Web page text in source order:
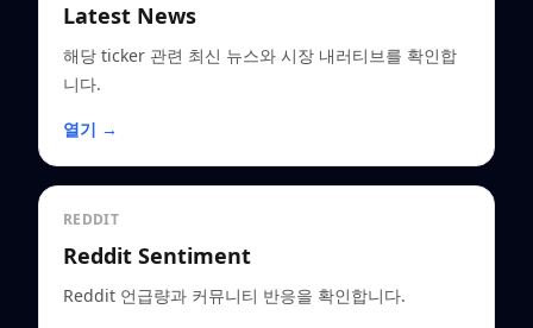
Latest News
해당 ticker 관련 최신 뉴스와 시장 내러티브를 확인합
니다.
열기 →
REDDIT
Reddit Sentiment
Reddit 언급량과 커뮤니티 반응을 확인합니다.